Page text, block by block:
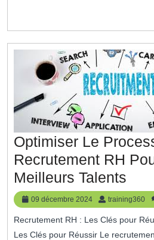
Optimiser Le
Recrutement RH
Meilleurs Talents
Le
De
09 décembre 2024
09
décembre
2024
training360
Recrutement RH : Les Clés pour Réussir Recrutement RH :
Les Clés pour Réussir Le